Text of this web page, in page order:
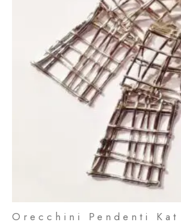
Orecchini Pendenti